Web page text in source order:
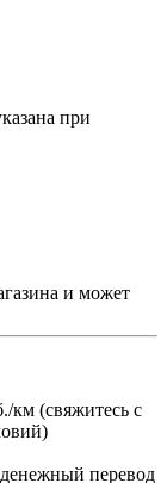
при
и может
км (свяжитесь с
перевод